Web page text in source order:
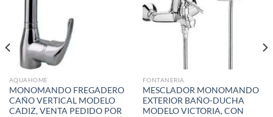
AQUAHOME
MONOMANDO FREGADERO
CAÑO VERTICAL MODELO
CADIZ, VENTA PEDIDO POR
FONTANERIA
MESCLADOR MONOMANDO
EXTERIOR BAÑO-DUCHA
MODELO VICTORIA, CON